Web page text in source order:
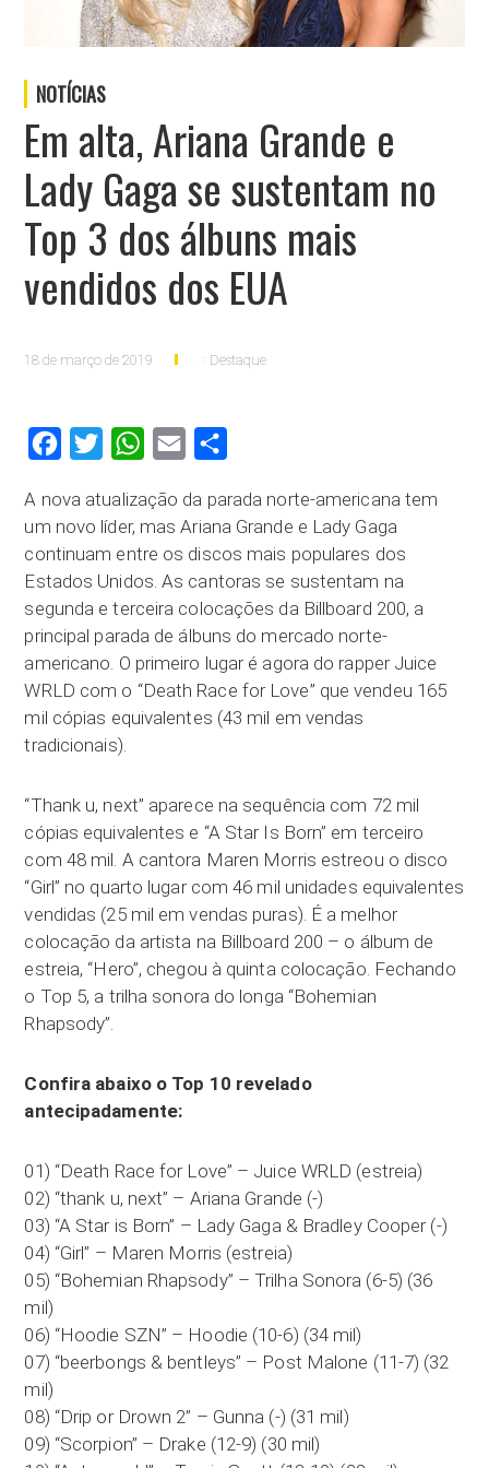
NOTÍCIAS
Em alta, Ariana Grande e
Lady Gaga se sustentam no
Top 3 dos álbuns mais
vendidos dos EUA
18 de março de 2019 Destaque
FacebookTwitter WhatsApp
Email
A nova atualização da parada norte-americana tem
um novo líder, mas Ariana Grande e Lady Gaga
continuam entre os discos mais populares dos
Estados Unidos. As cantoras se sustentam na
segunda e terceira colocações da Billboard 200, a
principal parada de álbuns do mercado norte-
americano. O primeiro lugar é agora do rapper Juice
WRLD com o “Death Race for Love” que vendeu 165
mil cópias equivalentes (43 mil em vendas
tradicionais).
“Thank u, next” aparece na sequência com 72 mil
cópias equivalentes e “A Star Is Born” em terceiro
com 48 mil. A cantora Maren Morris estreou o disco
“Girl” no quarto lugar com 46 mil unidades equivalentes
vendidas (25 mil em vendas puras). É a melhor
colocação da artista na Billboard 200 – o álbum de
estreia, “Hero”, chegou à quinta colocação. Fechando
o Top 5, a trilha sonora do longa “Bohemian
Rhapsody”.
Confira abaixo o Top 10 revelado
antecipadamente:
01) “Death Race for Love” – Juice WRLD (estreia)
02) “thank u, next” – Ariana Grande (-)
03) “A Star is Born” – Lady Gaga & Bradley Cooper (-)
04) “Girl” – Maren Morris (estreia)
05) “Bohemian Rhapsody” – Trilha Sonora (6-5) (36
mil)
06) “Hoodie SZN” – Hoodie (10-6) (34 mil)
07) “beerbongs & bentleys” – Post Malone (11-7) (32
mil)
08) “Drip or Drown 2” – Gunna (-) (31 mil)
09) “Scorpion” – Drake (12-9) (30 mil)